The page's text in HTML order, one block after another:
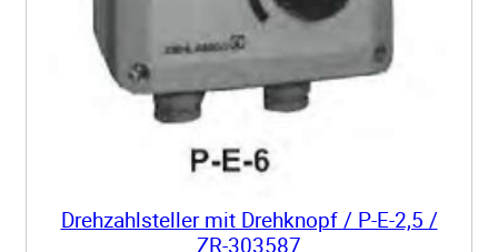
Drehzahlsteller mit Drehknopf / P-E-2,5 /
ZR-303587